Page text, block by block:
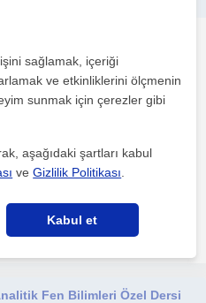
mezunuyum.
Fen Bilimleri Özel Dersi
sağlamak, içeriği
ve etkinliklerini ölçmenin
sunmak için çerezler gibi
aşağıdaki şartları kabul
veGizlilik Politikası
Kabul et